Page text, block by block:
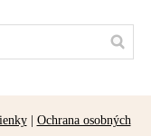
| Ochrana osobných